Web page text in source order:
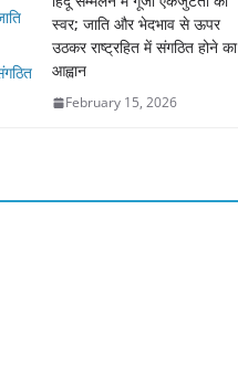
स्वर; जाति और भेदभाव से ऊपर
उठकर राष्ट्रहित में संगठित होने का
आह्वान
February 15, 2026